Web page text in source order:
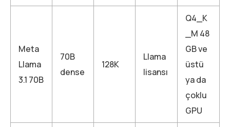
Meta
Llama
3.1 70B
70B
dense
128K
Llama
lisansı
Q4_K
_M 48
GB ve
üstü
ya da
çoklu
GPU